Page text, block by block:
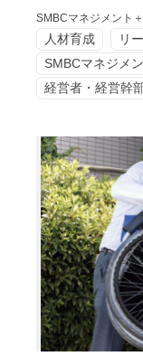
SMBCマネジメント
人材育成 リ
SMBCマネジメ
経営者・経営幹